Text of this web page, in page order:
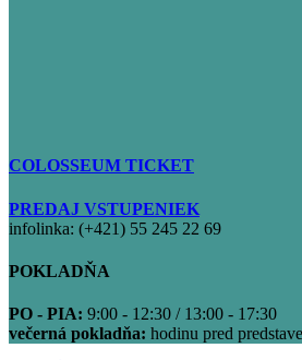
COLOSSEUM TICKET
PREDAJ VSTUPENIEK
infolinka: (+421) 55 245 22 69
POKLADŇA
PO - PIA: 9:00 - 12:30 / 13:00 - 17:30
večerná pokladňa: hodinu pred